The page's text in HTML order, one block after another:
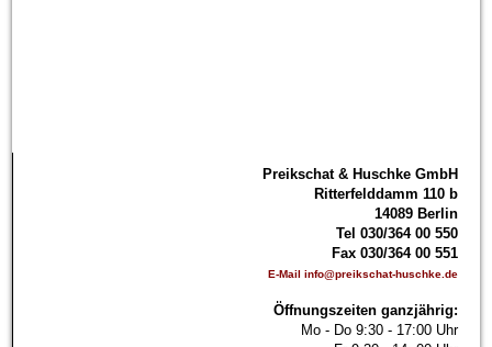
Preikschat & Huschke GmbH
Ritterfelddamm 110 b
14089 Berlin
Tel 030/364 00 550
Fax 030/364 00 551
E-Mail info@preikschat-huschke.de
Öffnungszeiten ganzjährig:
Mo - Do 9:30 - 17:00 Uhr